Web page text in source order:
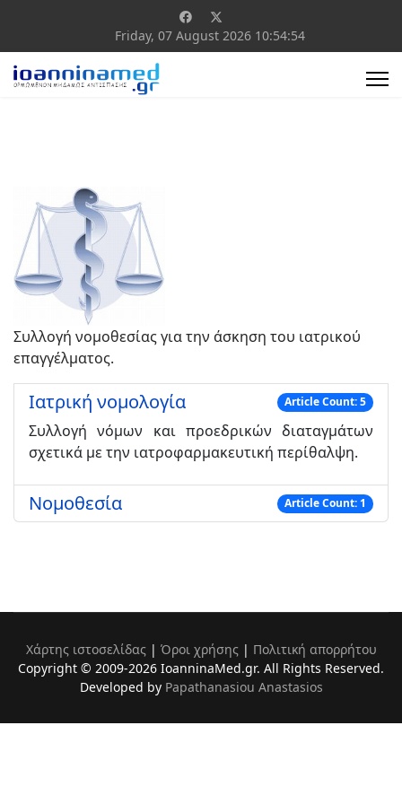
Friday, 07 August 2026 10:54:54
Συλλογή νομοθεσίας για την άσκηση του ιατρικού
επαγγέλματος.
Ιατρική νομολογία Article Count: 5
Συλλογή νόμων και προεδρικών διαταγμάτων
σχετικά με την ιατροφαρμακευτική περίθαλψη.
Νομοθεσία Article Count: 1
Χάρτης ιστοσελίδας| Όροι χρήσης| Πολιτική απορρήτου
Copyright © 2009-2026 IoanninaMed.gr. All Rights Reserved.
Developed by Papathanasiou Anastasios